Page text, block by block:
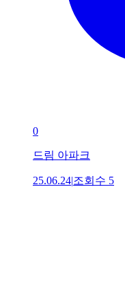
0
드림 아파크
25.06.24|조회수 5